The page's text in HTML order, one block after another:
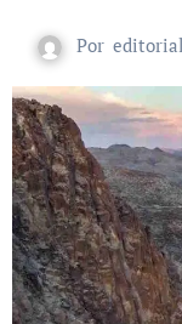
Por editorial